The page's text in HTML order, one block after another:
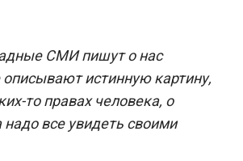
СМИ пишут о нас
описывают истинную картину,
то правах человека, о
надо все увидеть своими